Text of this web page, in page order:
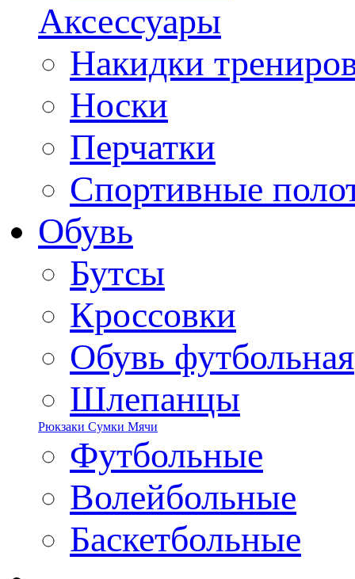
Аксессуары
Накидки
Носки
Перчатки
Спортивные
Обувь
Бутсы
Кроссовки
Обувь футбольная
Шлепанцы
Рюкзаки Сумки Мячи
Футбольные
Волейбольные
Баскетбольные